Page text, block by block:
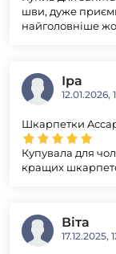
шви, дуже
найголовніше
Іра
12.01.2026,
Шкарпетки
Купувала для
кращих
Віта
17.12.2025,